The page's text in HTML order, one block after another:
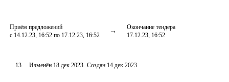
Приём предложений
с 14.12.23, 16:52 по 17.12.23, 16:52
Окончание тендера
17.12.23, 16:52
13 Изменён 18 дек 2023. Создан 14 дек 2023